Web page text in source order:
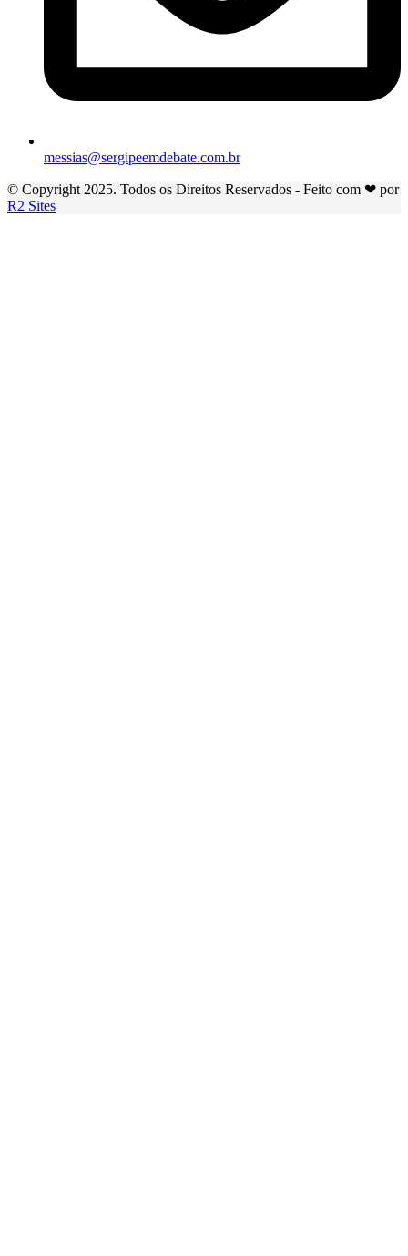
messias@sergipeemdebate.com.br
© Copyright 2025. Todos os Direitos Reservados - Feito com ❤ por
R2 Sites